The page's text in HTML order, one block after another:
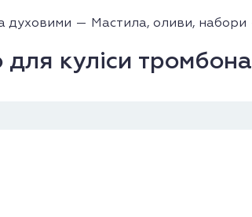
духовими Мастила, оливи, набори
куліси тромбона